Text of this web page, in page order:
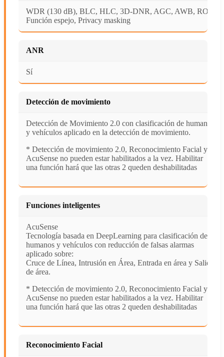
WDR (130 dB), BLC, HLC, 3D-DNR, AGC, AWB, ROI,
Función espejo, Privacy masking
ANR
Sí
Detección de movimiento
Detección de Movimiento 2.0 con clasificación de humanos
y vehículos aplicado en la detección de movimiento.
* Detección de movimiento 2.0, Reconocimiento Facial y
AcuSense no pueden estar habilitados a la vez. Habilitar
una función hará que las otras 2 queden deshabilitadas
Funciones inteligentes
AcuSense
Tecnología basada en DeepLearning para clasificación de
humanos y vehículos con reducción de falsas alarmas
aplicado sobre:
Cruce de Línea, Intrusión en Área, Entrada en área y Salida
de área.
* Detección de movimiento 2.0, Reconocimiento Facial y
AcuSense no pueden estar habilitados a la vez. Habilitar
una función hará que las otras 2 queden deshabilitadas
Reconocimiento Facial